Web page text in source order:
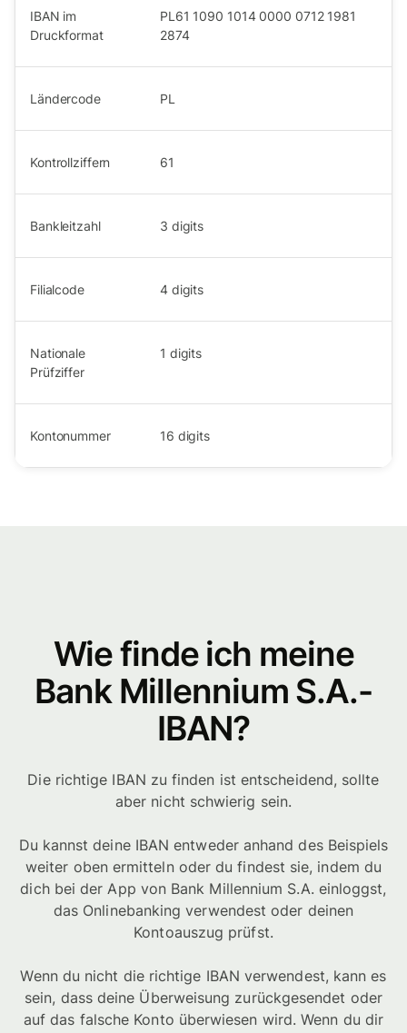
IBAN im
Druckformat
PL61 1090 1014 0000 0712 1981
2874
Ländercode PL
Kontrollziffern 61
Bankleitzahl 3 digits
Filialcode 4 digits
Nationale
Prüfziffer
1 digits
Kontonummer 16 digits
Wie finde ich meine
Bank Millennium S.A.-
IBAN?
Die richtige IBAN zu finden ist entscheidend, sollte
aber nicht schwierig sein.
Du kannst deine IBAN entweder anhand des Beispiels
weiter oben ermitteln oder du findest sie, indem du
dich bei der App von Bank Millennium S.A. einloggst,
das Onlinebanking verwendest oder deinen
Kontoauszug prüfst.
Wenn du nicht die richtige IBAN verwendest, kann es
sein, dass deine Überweisung zurückgesendet oder
auf das falsche Konto überwiesen wird. Wenn du dir